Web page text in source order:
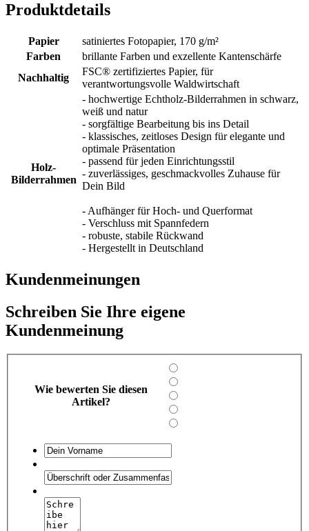
Produktdetails
Papier
satiniertes Fotopapier, 170 g/m²
Farben
brillante Farben und exzellente Kantenschärfe
Nachhaltig
FSC® zertifiziertes Papier, für
verantwortungsvolle Waldwirtschaft
Holz-
Bilderrahmen
- hochwertige Echtholz-Bilderrahmen in schwarz,
weiß und natur
- sorgfältige Bearbeitung bis ins Detail
- klassisches, zeitloses Design für elegante und
optimale Präsentation
- passend für jeden Einrichtungsstil
- zuverlässiges, geschmackvolles Zuhause für
Dein Bild
- Aufhänger für Hoch- und Querformat
- Verschluss mit Spannfedern
- robuste, stabile Rückwand
- Hergestellt in Deutschland
Kundenmeinungen
Schreiben Sie Ihre eigene
Kundenmeinung
Wie bewerten Sie diesen
Artikel?